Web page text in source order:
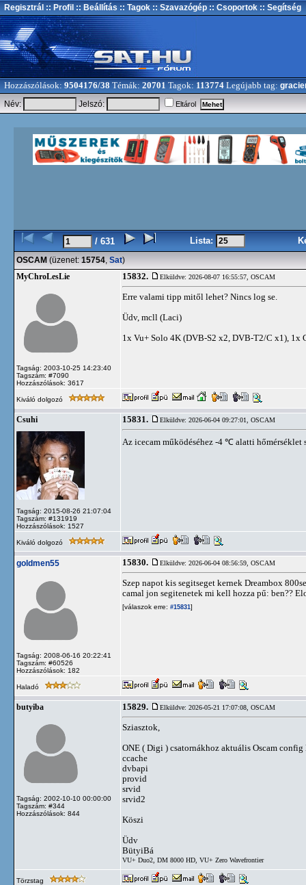
Regisztrál :: Profil :: Beállítás :: Tagok :: Szavazógép :: Csoportok :: Segítség
Hozzászólások: 9504176/38 Témák: 20701 Tagok: 113774 Legújabb tag:
Név:
Jelszó: Eltárol
/ 631 Lista:
OSCAM (üzenet: 15754, Sat)
MyChroLesLie
Tagság: 2003-10-25 14:23:40
Tagszám: #7090
Hozzászólások: 3617
15832. Elküldve: 2026-08-07 16:55:57, OSCAM
Erre valami tipp mitől lehet? Nincs log se.
Üdv, mcll (Laci)
1x Vu+ Solo 4K (DVB-S2 x2, DVB-T2/C x1), 1x
Kiváló dolgozó
Csuhi
Tagság: 2015-08-26 21:07:04
Tagszám: #131919
Hozzászólások: 1527
15831. Elküldve: 2026-06-04 09:27:01, OSCAM
Az icecam működéséhez -4 ℃ alatti hőmérséklet
Kiváló dolgozó
goldmen55
Tagság: 2008-06-16 20:22:41
Tagszám: #60526
Hozzászólások: 182
15830. Elküldve: 2026-06-04 08:56:59, OSCAM
Szep napot kis segitseget kernek Dreambox
camal jon segitenetek mi kell hozza pű: ben??
[válaszok erre: #15831]
Haladó
butyiba
Tagság: 2002-10-10 00:00:00
Tagszám: #344
Hozzászólások: 844
15829. Elküldve: 2026-05-21 17:07:08, OSCAM
Sziasztok,
ONE ( Digi ) csatornákhoz aktuális Oscam
ccache
dvbapi
provid
srvid
srvid2
Köszi
Üdv
BütyiBá
VU+ Duo2, DM 8000 HD, VU+ Zero Wavefrontier
Törzstag